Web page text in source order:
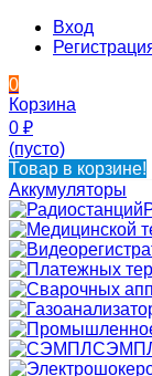
Вход
0
Корзина
0 ₽
(пусто)
Товар в корзине!
Аккумуляторы